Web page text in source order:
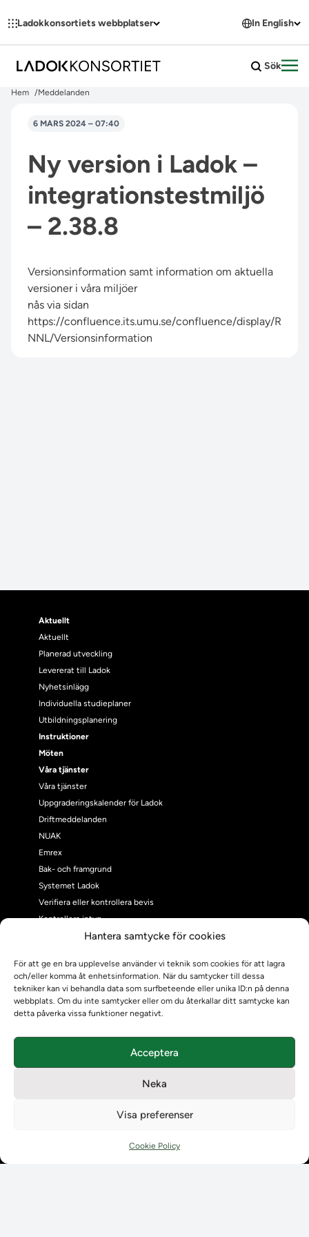
Hantera samtycke för cookies
För att ge en bra upplevelse använder vi teknik som cookies för att lagra
och/eller komma åt enhetsinformation. När du samtycker till dessa
tekniker kan vi behandla data som surfbeteende eller unika ID:n på denna
webbplats. Om du inte samtycker eller om du återkallar ditt samtycke kan
detta påverka vissa funktioner negativt.
Acceptera
Neka
Visa preferenser
Cookie Policy
Ladokkonsortiets webbplatser In English
Sök
Hem Meddelanden
6 MARS 2024 – 07:40
Ny version i Ladok –
integrationstestmiljö
– 2.38.8
Versionsinformation samt information om aktuella
versioner i våra miljöer
nås via sidan
https://confluence.its.umu.se/confluence/display/R
NNL/Versionsinformation
Aktuellt
Aktuellt
Planerad utveckling
Levererat till Ladok
Nyhetsinlägg
Individuella studieplaner
Utbildningsplanering
Instruktioner
Möten
Våra tjänster
Våra tjänster
Uppgraderingskalender för Ladok
Driftmeddelanden
NUAK
Emrex
Bak- och framgrund
Systemet Ladok
Verifiera eller kontrollera bevis
Kontrollera intyg
Om Ladokkonsortiet
Ladokkonsortiet internationellt
Vision, strategi och produktplan
Teamens sammansättning och arbetet på Ladokkonsortiet
Användarkontakter
Policyer och dokument
Kontaktuppgifter till lärosätenas Ladoksupport
Kontaktuppgifter till Ladokkonsortiet